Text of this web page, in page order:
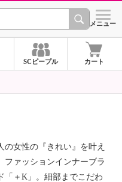
ショッ
メニュー
SCピープル カート
の女性の『きれい』を叶え
ファッションインナーブラ
「＋K」。細部までこだわ